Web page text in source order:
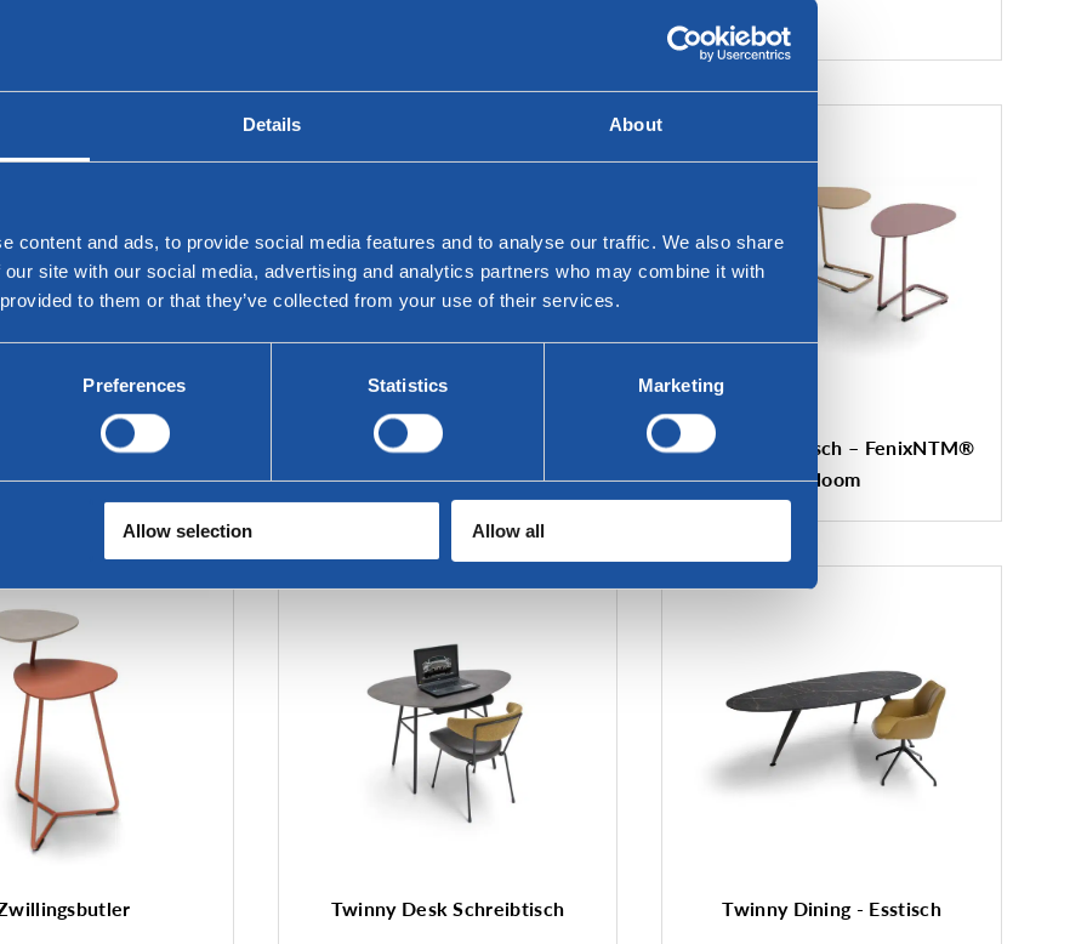
Details About
content and ads, to provide social media features and to analyse our traffic. We also share
site with our social media, advertising and analytics partners who may combine it with
to them or that they’ve collected from your use of their services.
Preferences Statistics Marketing
Allow selection Allow all
Ecktische mit Tablett Twinny Sofatisch
Twinny Sofatisch – FenixNTM®
Bloom
Twinny Desk Schreibtisch Twinny Dining - Esstisch